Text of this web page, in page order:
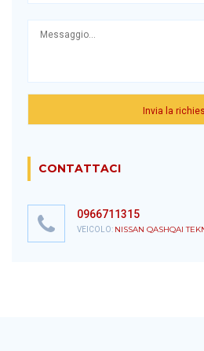
CONTATTACI
0966711315
VEICOLO: NISSAN QASHQAI